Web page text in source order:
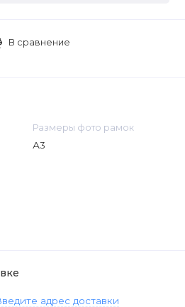
В сравнение
Размеры фото рамок
А3
адрес доставки